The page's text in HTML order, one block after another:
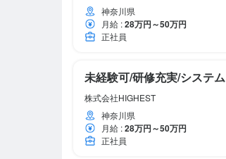
神奈川県
月給 :28万円～50万円
正社員
未経験可/研修充実/システ
株式会社HIGHEST
神奈川県
月給 :28万円～50万円
正社員